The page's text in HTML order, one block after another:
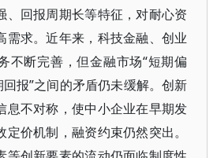
、回报周期长等特征，对耐心资
需求。近年来，科技金融、创业
不断完善，但金融市场“短期偏
报”之间的矛盾仍未缓解。创新
息不对称，使中小企业在早期发
价机制，融资约束仍然突出。